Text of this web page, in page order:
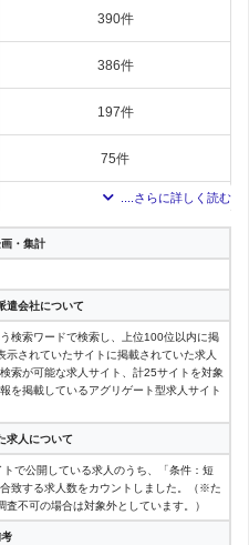
390件
386件
197件
75件
73件
45件
36件
11件
・集計
遣会社について
検索ワードで検索し、上位100位以内に掲
されていたサイトに掲載されていた求人
索が可能な求人サイト、計25サイトを対象
を掲載しているアグリゲート型求人サイト
求人について
で公開している求人のうち、「条件：短
致する求人数をカウントしました。（※た
不可の場合は対象外としています。）